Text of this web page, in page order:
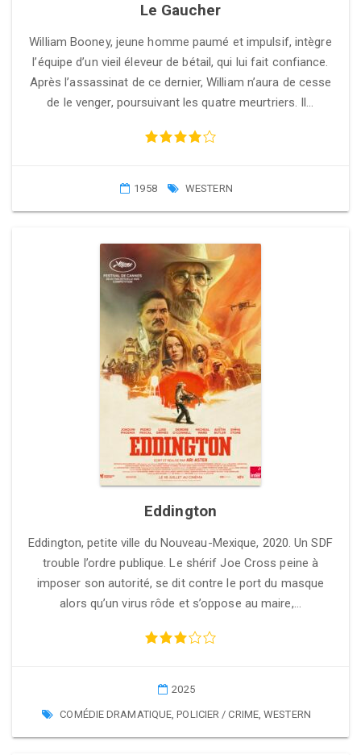
Le Gaucher
William Booney, jeune homme paumé et impulsif, intègre
l’équipe d’un vieil éleveur de bétail, qui lui fait confiance.
Après l’assassinat de ce dernier, William n’aura de cesse
de le venger, poursuivant les quatre meurtriers. Il…
1958 WESTERN
Eddington
Eddington, petite ville du Nouveau-Mexique, 2020. Un SDF
trouble l’ordre publique. Le shérif Joe Cross peine à
imposer son autorité, se dit contre le port du masque
alors qu’un virus rôde et s’oppose au maire,…
2025
COMÉDIE DRAMATIQUE,POLICIER / CRIME,WESTERN